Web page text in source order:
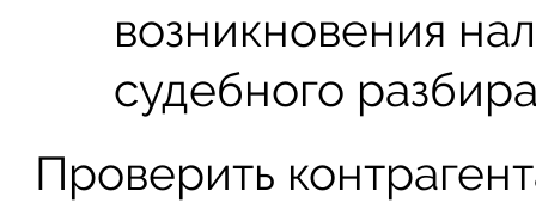
возникновения
судебного
Проверить